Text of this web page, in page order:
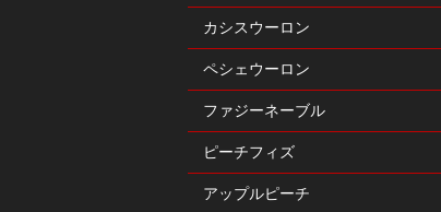
カシスウーロン
ペシェウーロン
ファジーネーブル
ピーチフィズ
アップルピーチ